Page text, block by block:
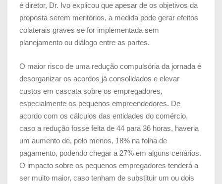
é diretor, Dr. Ivo explicou que apesar de os objetivos da
proposta serem meritórios, a medida pode gerar efeitos
colaterais graves se for implementada sem
planejamento ou diálogo entre as partes.
O maior risco de uma redução compulsória da jornada é
desorganizar os acordos já consolidados e elevar
custos em cascata sobre os empregadores,
especialmente os pequenos empreendedores. De
acordo com os cálculos das entidades do comércio,
caso a redução fosse feita de 44 para 36 horas, haveria
um aumento de, pelo menos, 18% na folha de
pagamento, podendo chegar a 27% em alguns cenários.
O impacto sobre os pequenos empregadores tenderá a
ser muito maior, caso tenham de substituir um ou dois